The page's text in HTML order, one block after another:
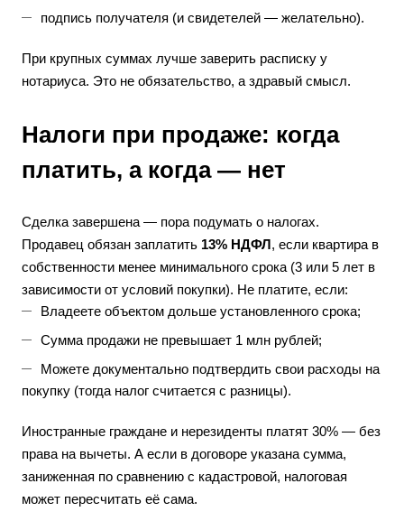
подпись получателя (и свидетелей — желательно).
При крупных суммах лучше заверить расписку у
нотариуса. Это не обязательство, а здравый смысл.
Налоги при продаже: когда
платить, а когда — нет
Сделка завершена — пора подумать о налогах.
Продавец обязан заплатить 13% НДФЛ, если квартира в
собственности менее минимального срока (3 или 5 лет в
зависимости от условий покупки). Не платите, если:
Владеете объектом дольше установленного срока;
Сумма продажи не превышает 1 млн рублей;
Можете документально подтвердить свои расходы на
покупку (тогда налог считается с разницы).
Иностранные граждане и нерезиденты платят 30% — без
права на вычеты. А если в договоре указана сумма,
заниженная по сравнению с кадастровой, налоговая
может пересчитать её сама.